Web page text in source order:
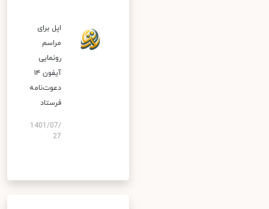
اپل برای
مراسم
رونمایی
آیفون ۱۴
دعوت‌نامه
فرستاد
1401/07/
27